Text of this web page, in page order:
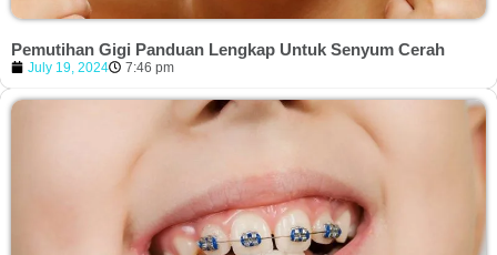
Pemutihan Gigi Panduan Lengkap Untuk Senyum Cerah
July 19, 2024 7:46 pm